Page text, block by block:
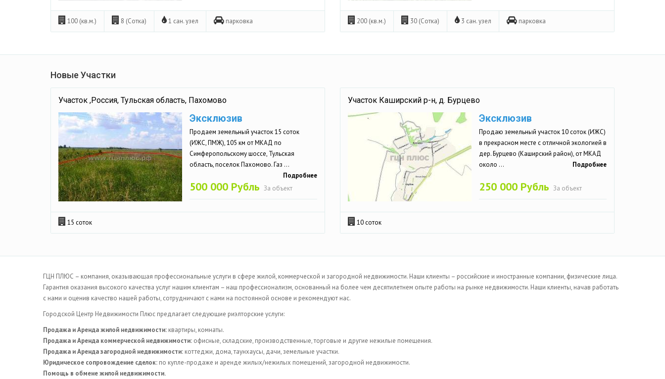
100 (кв.м.) 8 (Сотка) 1 сан. узел парковка 200 (кв.м.) 30 (Сотка) 3 сан. узел парковка
Новые Участки
Участок ,Россия, Тульская область, Пахомово
Эксклюзив
Продаем земельный участок 15 соток
(ИЖС, ПМЖ), 105 км от МКАД по
Симферопольскому шоссе, Тульская
область, поселок Пахомово. Газ ...
Подробнее
500 000 Рубль За объект
15 соток
Участок Каширский р-н, д. Бурцево
Эксклюзив
Продаю земельный участок 10 соток (ИЖС)
в прекрасном месте с отличной экологией в
дер. Бурцево (Каширский район), от МКАД
около ...
Подробнее
250 000 Рубль За объект
10 соток
ГЦН ПЛЮС – компания, оказывающая профессиональные услуги в сфере жилой, коммерческой и загородной недвижимости. Наши клиенты – российские и иностранные компании, физические лица.
Гарантия оказания высокого качества услуг нашим клиентам – наш профессионализм, основанный на более чем десятилетнем опыте работы на рынке недвижимости. Наши клиенты, начав работать
с нами и оценив качество нашей работы, сотрудничают с нами на постоянной основе и рекомендуют нас.
Городской Центр Недвижимости Плюс предлагает следующие риэлторские услуги:
Продажа и Аренда жилой недвижимости: квартиры, комнаты.
Продажа и Аренда коммерческой недвижимости: офисные, складские, производственные, торговые и другие нежилые помещения.
Продажа и Аренда загородной недвижимости: коттеджи, дома, таунхаусы, дачи, земельные участки.
Юридическое сопровождение сделок: по купле-продаже и аренде жилых/нежилых помещений, загородной недвижимости.
Помощь в обмене жилой недвижимости.